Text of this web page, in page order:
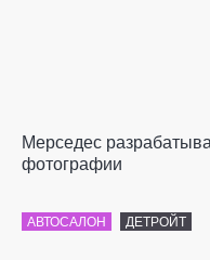
Мерседес
фотографии
АВТОСАЛОН ДЕТРОЙТ